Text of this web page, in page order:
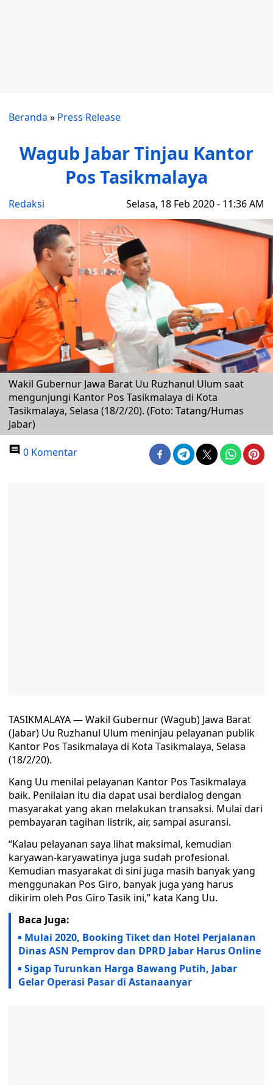
Beranda » Press Release
Wagub Jabar Tinjau Kantor
Pos Tasikmalaya
Redaksi Selasa, 18 Feb 2020 - 11:36 AM
Wakil Gubernur Jawa Barat Uu Ruzhanul Ulum saat
mengunjungi Kantor Pos Tasikmalaya di Kota
Tasikmalaya, Selasa (18/2/20). (Foto: Tatang/Humas
Jabar)
0 Komentar
TASIKMALAYA — Wakil Gubernur (Wagub) Jawa Barat
(Jabar) Uu Ruzhanul Ulum meninjau pelayanan publik
Kantor Pos Tasikmalaya di Kota Tasikmalaya, Selasa
(18/2/20).
Kang Uu menilai pelayanan Kantor Pos Tasikmalaya
baik. Penilaian itu dia dapat usai berdialog dengan
masyarakat yang akan melakukan transaksi. Mulai dari
pembayaran tagihan listrik, air, sampai asuransi.
“Kalau pelayanan saya lihat maksimal, kemudian
karyawan-karyawatinya juga sudah profesional.
Kemudian masyarakat di sini juga masih banyak yang
menggunakan Pos Giro, banyak juga yang harus
dikirim oleh Pos Giro Tasik ini,” kata Kang Uu.
Baca Juga:
Mulai 2020, Booking Tiket dan Hotel Perjalanan
Dinas ASN Pemprov dan DPRD Jabar Harus Online
Sigap Turunkan Harga Bawang Putih, Jabar
Gelar Operasi Pasar di Astanaanyar